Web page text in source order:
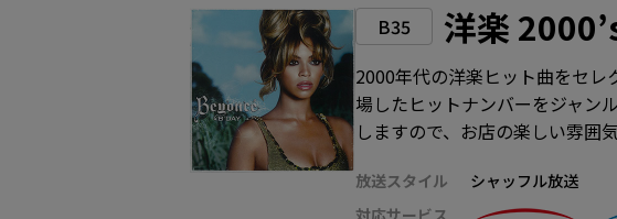
B35 洋楽
2000年代の洋楽ヒット曲をセレ
場したヒットナンバーをジャン
しますので、お店の楽しい雰囲
放送スタイル シャッフル放送
対応サービス